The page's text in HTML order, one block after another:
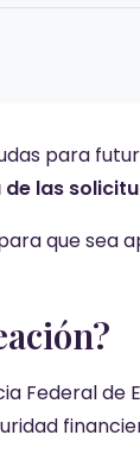
para
las
que sea
Federal de